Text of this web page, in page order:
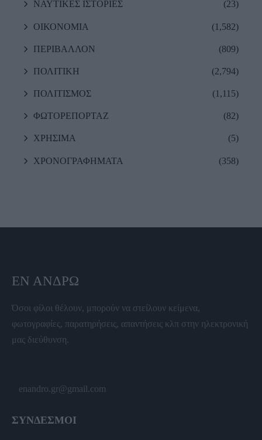
ΝΑΥΤΙΚΕΣ ΙΣΤΟΡΙΕΣ (23)
ΟΙΚΟΝΟΜΙΑ (1,582)
ΠΕΡΙΒΑΛΛΟΝ (809)
ΠΟΛΙΤΙΚΗ (2,794)
ΠΟΛΙΤΙΣΜΟΣ (1,115)
ΦΩΤΟΡΕΠΟΡΤΑΖ (82)
ΧΡΗΣΙΜΑ (5)
ΧΡΟΝΟΓΡΑΦΗΜΑΤΑ (358)
ΕΝ ΆΝΔΡΩ
Όσοι φίλοι θέλουν, μπορούν να στείλουν κείμενα,
φωτογραφίες, παρατηρήσεις, απαντήσεις κλπ στην ηλεκτρονική
μας διεύθυνση.
enandro.gr@gmail.com
ΣΥΝΔΕΣΜΟΙ